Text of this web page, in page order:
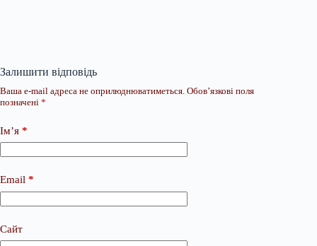
Залишити відповідь
Ваша e-mail адреса не оприлюднюватиметься. Обов’язкові поля
позначені *
Ім’я *
Email *
Сайт